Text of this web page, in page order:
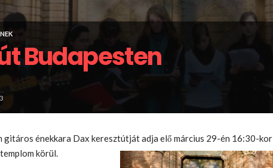
Budapesten
gitáros énekkara Dax keresztútját adja elő március 29-én 16:30-kor
körül.